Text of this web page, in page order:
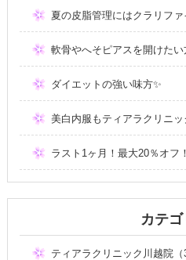
夏の皮脂管理にはクラリフ
軟骨やへそピアスを開けたい
ダイエットの強い味方✨
美白内服もティアラクリニッ
ラスト1ヶ月！最大20％オフ
カテ
ティアラクリニック川越院（